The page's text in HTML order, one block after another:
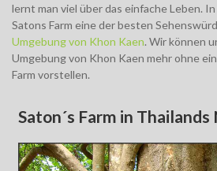
lernt man viel über das einfache Leben.
Satons Farm eine der besten
Umgebung von Khon Kaen. Wir können
Umgebung von Khon Kaen mehr ohne
Farm vorstellen.
Saton´s Farm in